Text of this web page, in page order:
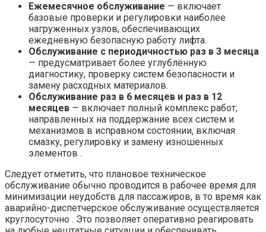
Ежемесячное обслуживание — включает
базовые проверки и регулировки наиболее
нагруженных узлов, обеспечивающих
ежедневную безопасную работу лифта.
Обслуживание с периодичностью раз в 3 месяца
— предусматривает более углублённую
диагностику, проверку систем безопасности и
замену расходных материалов.
Обслуживание раз в 6 месяцев и раз в 12
месяцев — включает полный комплекс работ,
направленных на поддержание всех систем и
механизмов в исправном состоянии, включая
смазку, регулировку и замену изношенных
элементов .
Следует отметить, что плановое техническое
обслуживание обычно проводится в рабочее время для
минимизации неудобств для пассажиров, в то время как
аварийно-диспетчерское обслуживание осуществляется
круглосуточно . Это позволяет оперативно реагировать